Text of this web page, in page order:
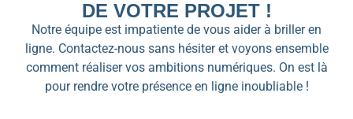
DE VOTRE PROJET !
Notre équipe est impatiente de vous aider à briller en
ligne. Contactez-nous sans hésiter et voyons ensemble
comment réaliser vos ambitions numériques. On est là
pour rendre votre présence en ligne inoubliable !